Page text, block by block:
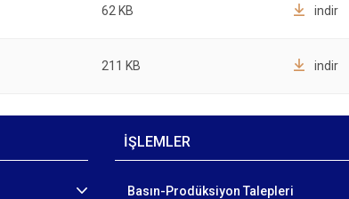
62 KB indir
211 KB indir
İŞLEMLER
Basın-Prodüksiyon Talepleri